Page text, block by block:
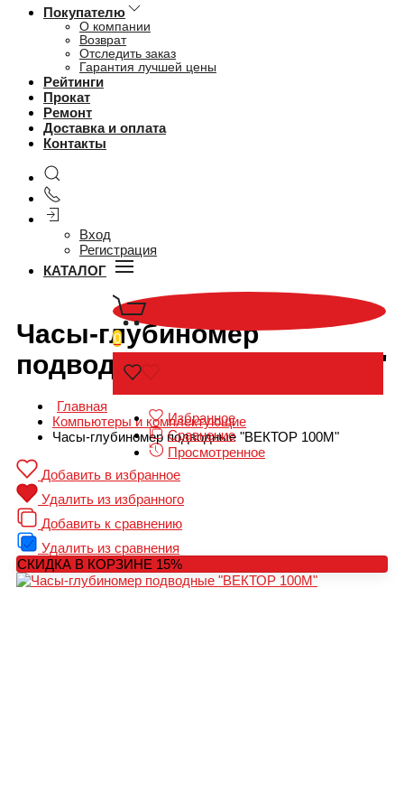
Покупателю
О компании
Возврат
Отследить заказ
Гарантия лучшей цены
Рейтинги
Прокат
Ремонт
Доставка и оплата
Контакты
Вход
Регистрация
КАТАЛОГ
0
Избранное
Сравнение
Просмотренное
Часы-глубиномер
подводные "ВЕКТОР 100М"
Главная
Компьютеры и комплектующие
Часы-глубиномер подводные "ВЕКТОР 100М"
Добавить в избранное
Удалить из избранного
Добавить к сравнению
Удалить из сравнения
СКИДКА В КОРЗИНЕ 15%